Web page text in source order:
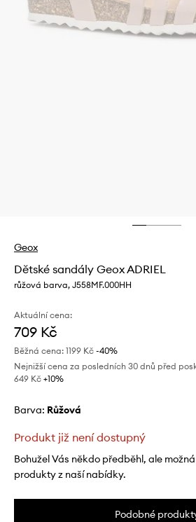
Geox
Dětské sandály Geox ADRIEL
růžová barva, J558MF.000HH
Aktuální cena:
709 Kč
Běžná cena: 1199 Kč -40%
Nejnižší cena za posledních 30 dnů před
649 Kč +10%
Barva: růžová
Produkt již není dostupný
Bohužel Vás někdo předběhl, ale
produkty z naší nabídky.
Podobné